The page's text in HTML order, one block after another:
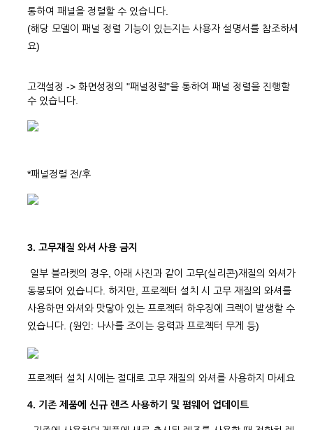
통하여 패널을 정렬할 수 있습니다.
(해당 모델이 패널 정렬 기능이 있는지는 사용자 설명서를 참조하세
요)
고객설정 -> 화면성정의 "패널정렬"을 통하여 패널 정렬을 진행할
수 있습니다.
*패널정렬 전/후
3. 고무재질 와셔 사용 금지
일부 블라켓의 경우, 아래 사진과 같이 고무(실리콘)재질의 와셔가
동봉되어 있습니다. 하지만, 프로젝터 설치 시 고무 재질의 와셔를
사용하면 와셔와 맛닿아 있는 프로젝터 하우징에 크렉이 발생할 수
있습니다. (원인: 나사를 조이는 응력과 프로젝터 무게 등)
프로젝터 설치 시에는 절대로 고무 재질의 와셔를 사용하지 마세요
4. 기존 제품에 신규 렌즈 사용하기 및 펌웨어 업데이트